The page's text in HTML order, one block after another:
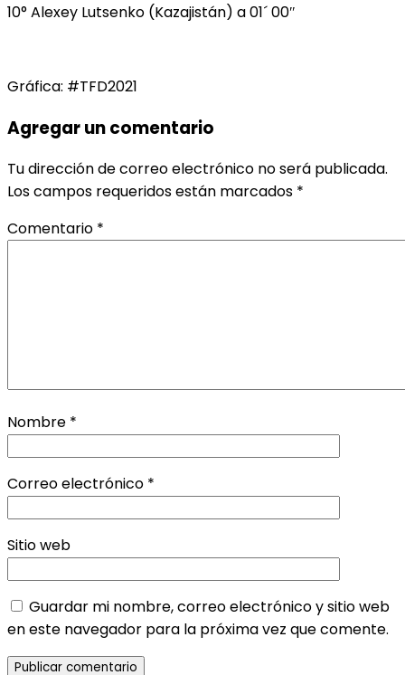
10° Alexey Lutsenko (Kazajistán) a 01´ 00″
Gráfica: #TFD2021
Agregar un comentario
Tu dirección de correo electrónico no será publicada.
Los campos requeridos están marcados *
Comentario *
Nombre *
Correo electrónico *
Sitio web
Guardar mi nombre, correo electrónico y sitio web
en este navegador para la próxima vez que comente.